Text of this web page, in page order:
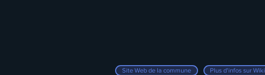
Site Web de la commune Plus d'infos sur